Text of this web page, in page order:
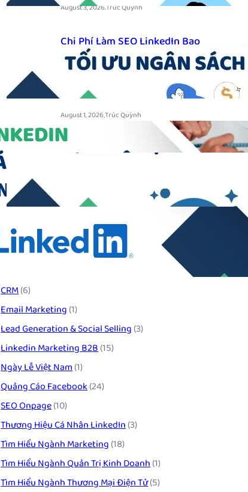
August 3, 2026.Trúc Quỳnh
Chi Phí Làm SEO LinkedIn Bao
Nhiêu? Những Yếu Tố Ảnh Hưởng
Và Cách Tối Ưu Ngân Sách Năm
August 1, 2026.Trúc Quỳnh
LinkedIn Cho Doanh Nghiệp Có Còn
July 30, 2026
Danh mục
CRM(6)
Email Marketing(1)
Lead Generation & Social Selling(3)
Linkedin Marketing B2B(15)
Ngày Lễ Việt Nam(1)
Quảng Cáo Facebook(24)
SEO Onpage(10)
Thương Hiệu Cá Nhân LinkedIn(3)
Tìm Hiểu Ngành Marketing(18)
Tìm Hiểu Ngành Quản Trị Kinh Doanh(1)
Tìm Hiểu Ngành Thương Mại Điện Tử(5)